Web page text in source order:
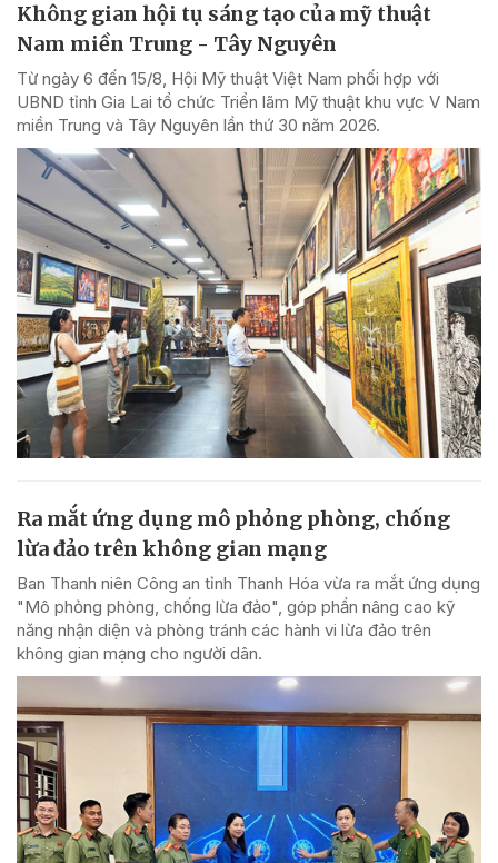
Không gian hội tụ sáng tạo của mỹ thuật
Nam miền Trung - Tây Nguyên
Từ ngày 6 đến 15/8, Hội Mỹ thuật Việt Nam phối hợp với
UBND tỉnh Gia Lai tổ chức Triển lãm Mỹ thuật khu vực V Nam
miền Trung và Tây Nguyên lần thứ 30 năm 2026.
Ra mắt ứng dụng mô phỏng phòng, chống
lừa đảo trên không gian mạng
Ban Thanh niên Công an tỉnh Thanh Hóa vừa ra mắt ứng dụng
"Mô phỏng phòng, chống lừa đảo", góp phần nâng cao kỹ
năng nhận diện và phòng tránh các hành vi lừa đảo trên
không gian mạng cho người dân.